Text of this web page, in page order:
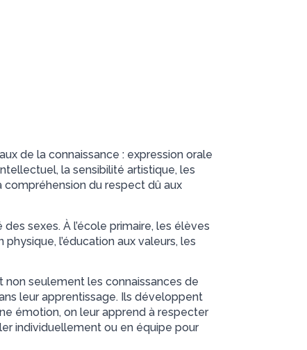
de la connaissance : expression orale
la sensibilité artistique, les
compréhension du respect dû aux
sexes. À l’école primaire, les élèves
physique, l’éducation aux valeurs, les
seulement les connaissances de
leur apprentissage. Ils développent
émotion, on leur apprend à respecter
individuellement ou en équipe pour